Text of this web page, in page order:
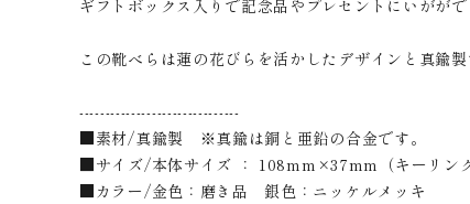
ギフトボックス入りで記念品やプレセントにいががで
この靴べらは蓮の花びらを活かしたデザインと真鍮
-------------------------------
■素材/真鍮製 ※真鍮は銅と亜鉛の合金です。
■サイズ/本体サイズ ： 108mm×37mm（キーリ
■カラー/金色：磨き品 銀色：ニッケルメッキ